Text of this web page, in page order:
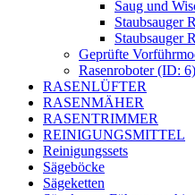
Saug und
Staubsauger
Staubsauger
Geprüfte
Rasenroboter (ID: 6)
RASENLÜFTER
RASENMÄHER
RASENTRIMMER
REINIGUNGSMITTEL
Reinigungssets
Sägeböcke
Sägeketten